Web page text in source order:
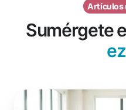
Artículos
Sumérgete
¿Qué